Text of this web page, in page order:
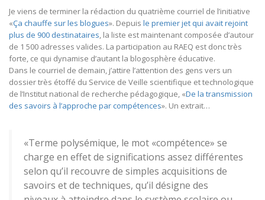
Je viens de terminer la rédaction du quatrième courriel de l’initiative
«Ça chauffe sur les blogues». Depuis le premier jet qui avait rejoint
plus de 900 destinataires, la liste est maintenant composée d’autour
de 1 500 adresses valides. La participation au RAEQ est donc très
forte, ce qui dynamise d’autant la blogosphère éducative.
Dans le courriel de demain, j’attire l’attention des gens vers un
dossier très étoffé du Service de Veille scientifique et technologique
de l’Institut national de recherche pédagogique, «De la transmission
des savoirs à l’approche par compétences». Un extrait…
«Terme polysémique, le mot «compétence» se
charge en effet de significations assez différentes
selon qu’il recouvre de simples acquisitions de
savoirs et de techniques, qu’il désigne des